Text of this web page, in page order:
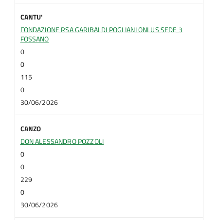
CANTU'
FONDAZIONE RSA GARIBALDI POGLIANI ONLUS SEDE 3
FOSSANO
0
0
115
0
30/06/2026
CANZO
DON ALESSANDRO POZZOLI
0
0
229
0
30/06/2026